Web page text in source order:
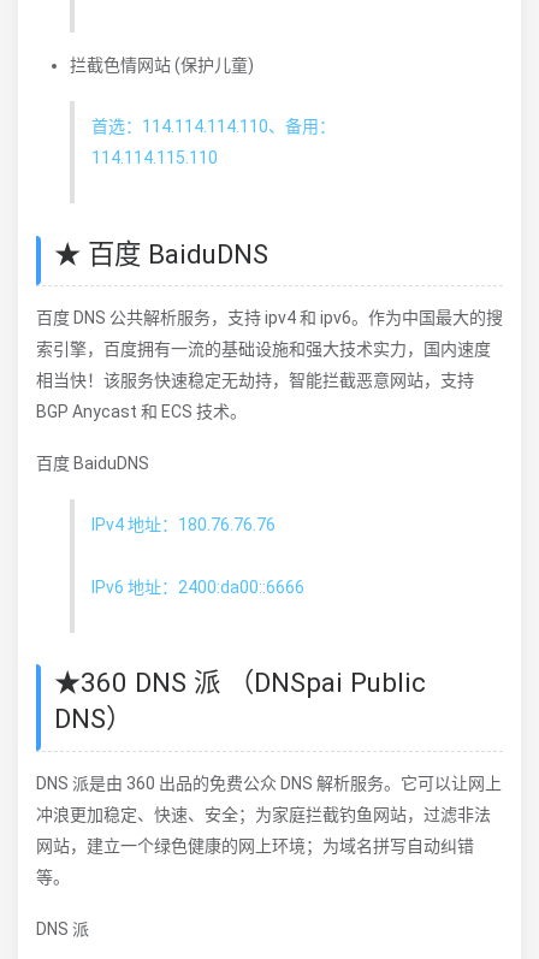
拦截色情网站 (保护儿童)
首选：114.114.114.110、备用：
114.114.115.110
★ 百度 BaiduDNS
百度 DNS 公共解析服务，支持 ipv4 和 ipv6。作为中国最大的搜
索引擎，百度拥有一流的基础设施和强大技术实力，国内速度
相当快！该服务快速稳定无劫持，智能拦截恶意网站，支持
BGP Anycast 和 ECS 技术。
百度 BaiduDNS
IPv4 地址：180.76.76.76
IPv6 地址：2400:da00::6666
★360 DNS 派 （DNSpai Public
DNS）
DNS 派是由 360 出品的免费公众 DNS 解析服务。它可以让网上
冲浪更加稳定、快速、安全；为家庭拦截钓鱼网站，过滤非法
网站，建立一个绿色健康的网上环境；为域名拼写自动纠错
等。
DNS 派